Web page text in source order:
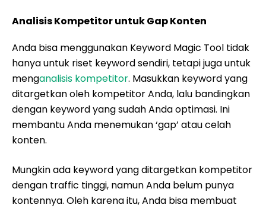
Analisis Kompetitor untuk Gap Konten
Anda bisa menggunakan Keyword Magic Tool tidak
hanya untuk riset keyword sendiri, tetapi juga untuk
menganalisis kompetitor. Masukkan keyword yang
ditargetkan oleh kompetitor Anda, lalu bandingkan
dengan keyword yang sudah Anda optimasi. Ini
membantu Anda menemukan ‘gap’ atau celah
konten.
Mungkin ada keyword yang ditargetkan kompetitor
dengan traffic tinggi, namun Anda belum punya
kontennya. Oleh karena itu, Anda bisa membuat